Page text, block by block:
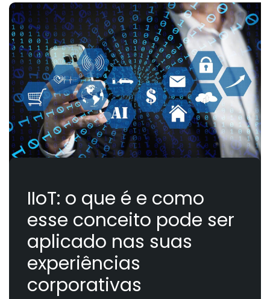
IIoT: o que é e como
esse conceito pode ser
aplicado nas suas
experiências
corporativas